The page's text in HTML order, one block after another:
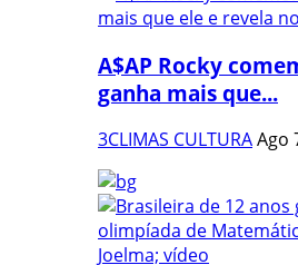
A$AP Rocky
ganha mais que...
3CLIMAS CULTURAAgo